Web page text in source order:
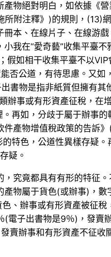
物絕對明白，如依據《
附注釋》)的規則，(13)
本、在線片子、在線游
我在“愛奇藝”收集平臺
假如相干收集平臺不以
否公道，有待思慮。又如
書物是指非紙質但擁有其
辦事或有形資產征稅，在
再如，分歧于屬于辦事
產物增值稅政策的告訴
特色，公道性異樣存疑。
疑。
究竟都具有有形的特征
物屬于貨色(或辦事)，數
、辦事或有形資產被征稅
電子出書物是9％)，發賣
賣辦事和有形資產不征收